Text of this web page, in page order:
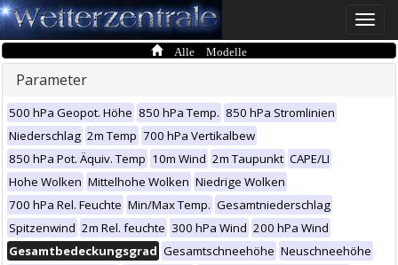
Toggle
Alle Modelle
Parameter
500 hPa Geopot. Höhe 850 hPa Temp. 850 hPa Stromlinien
Niederschlag 2m Temp 700 hPa Vertikalbew
850 hPa Pot. Äquiv. Temp 10m Wind 2m Taupunkt CAPE/LI
Hohe Wolken Mittelhohe Wolken Niedrige Wolken
700 hPa Rel. Feuchte Min/Max Temp. Gesamtniederschlag
Spitzenwind 2m Rel. feuchte 300 hPa Wind 200 hPa Wind
Gesamtbedeckungsgrad Gesamtschneehöhe Neuschneehöhe